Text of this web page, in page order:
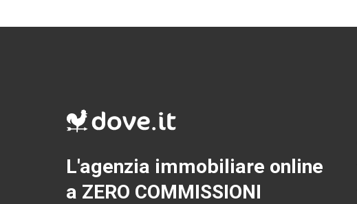
L'agenzia immobiliare online
a ZERO COMMISSIONI